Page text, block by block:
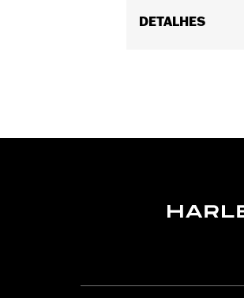
DETALHES
Sold In Units:Each